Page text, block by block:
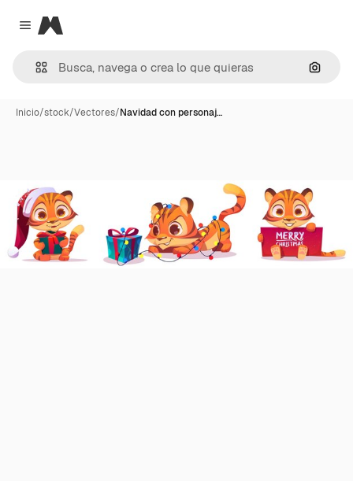
Close menu
Magnific
Inicio/stock/Vectores/Navidad con personaj…